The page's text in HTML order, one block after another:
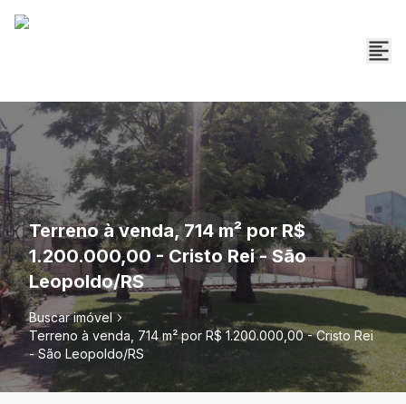
Terreno à venda, 714 m² por R$
1.200.000,00 - Cristo Rei - São
Leopoldo/RS
Buscar imóvel
Terreno à venda, 714 m² por R$ 1.200.000,00 - Cristo Rei
- São Leopoldo/RS